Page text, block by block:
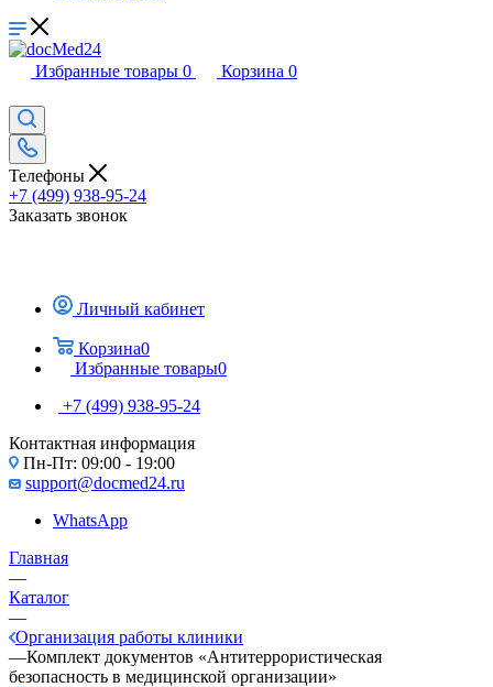
Избранные товары 0 Корзина 0
Телефоны
+7 (499) 938-95-24
Заказать звонок
Личный кабинет
Корзина0
Избранные товары0
+7 (499) 938-95-24
Контактная информация
Пн-Пт: 09:00 - 19:00
support@docmed24.ru
WhatsApp
Главная
—
Каталог
—
Организация работы клиники
—Комплект документов «Антитеррористическая
безопасность в медицинской организации»